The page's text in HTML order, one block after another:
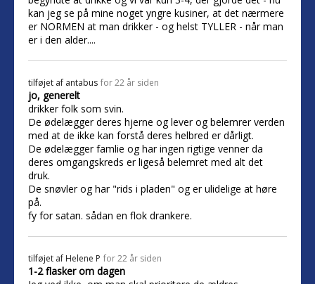
kan jeg se på mine noget yngre kusiner, at det nærmere
er NORMEN at man drikker - og helst TYLLER - når man
er i den alder....
tilføjet af antabus for 22 år siden
jo, generelt
drikker folk som svin.
De ødelægger deres hjerne og lever og belemrer verden
med at de ikke kan forstå deres helbred er dårligt.
De ødelægger famlie og har ingen rigtige venner da
deres omgangskreds er ligeså belemret med alt det
druk.
De snøvler og har "rids i pladen" og er ulidelige at høre
på.
fy for satan. sådan en flok drankere.
tilføjet af Helene P for 22 år siden
1-2 flasker om dagen